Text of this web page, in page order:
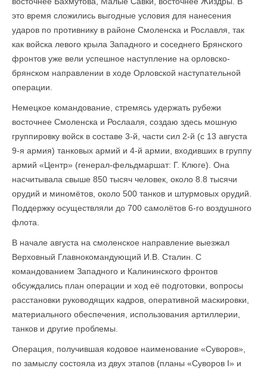
это время сложились выгодные условия для нанесения
ударов по противнику в районе Смоленска и Рославля, так
как войска левого крыла Западного и соседнего Брянского
фронтов уже вели успешное наступление на орловско-
брянском направлении в ходе Орловской наступательной
операции.
Немецкое командование, стремясь удержать рубежи
восточнее Смоленска и Рослааля, создаю здесь мошную
группировку войск в составе 3-й, части сил 2-й (с 13 августа
9-я армия) танковых армий и 4-й армии, входивших в группу
армий «Центр» (генерал-фельдмаршат: Г. Клюге). Она
насчитывала свыше 850 тысяч человек, около 8.8 тысячи
орудий и миномётов, около 500 танков и штурмовых орудий.
Поддержку осуществляли до 700 самолётов 6-го воздушного
флота.
В начале августа на смоленское направление выезжал
Верховный Главноко­мандующий И.В. Сталин. С
командованием Западного и Калининского фронтов
обсуждались план операции и ход её подготовки, вопросы
расстановки руководящих кадров, оперативной маскировки,
материального обеспечения, использова­ния артиллерии,
танков и другие проблемы.
Операция, получившая кодовое наименование «Суворов»,
по замыслу состояла из двух этапов (планы «Суворов I» и